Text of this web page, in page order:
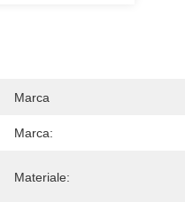
Marca
Marca:
Materiale: